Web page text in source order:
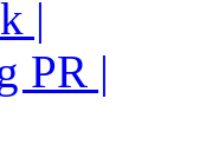
|
PR |